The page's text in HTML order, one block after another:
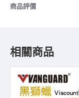
商品評價
相關商品